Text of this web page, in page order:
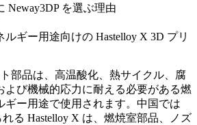
Neway3DP を選ぶ理由
ギー用途向けの Hastelloy X 3D プリ
部品は、高温酸化、熱サイクル、腐
よび機械的応力に耐える必要がある燃
ギー用途で使用されます。中国では
る Hastelloy X は、燃焼室部品、ノズ